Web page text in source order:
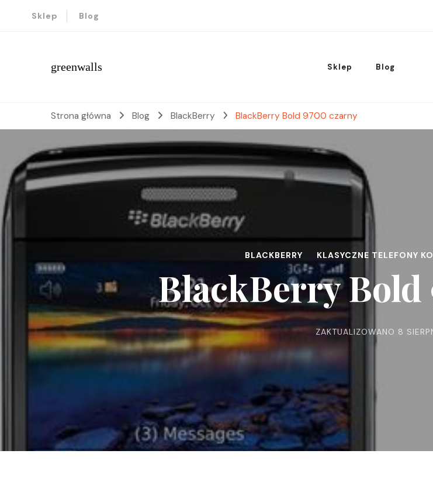
Sklep Blog
greenwalls Sklep Blog
Strona główna Blog BlackBerry BlackBerry Bold 9700 czarny
BLACKBERRY KLASYCZNE TELEFONY
BlackBerry Bold
ZAKTUALIZOWANO 8